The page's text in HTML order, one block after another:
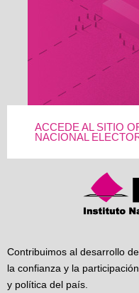
ACCEDE AL SITIO
NACIONAL
Contribuimos al desarrollo
la confianza y la
y política del país.